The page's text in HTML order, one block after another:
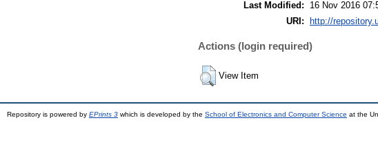
Last Modified:
16 Nov 2016
URI:
http://
Actions (login required)
View Item
Repository is powered by EPrints 3 which is developed by the School of Electronics and Computer Science at the